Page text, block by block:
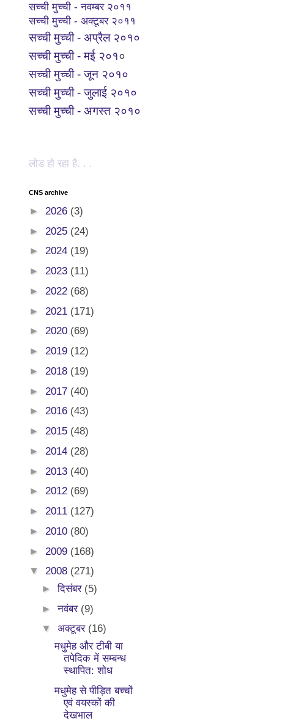
सच्ची मुच्ची - नवम्बर २०११
सच्ची मुच्ची - अक्टूबर २०११
सच्ची मुच्ची - अप्रैल २०१०
सच्ची मुच्ची - मई २०१०
सच्ची मुच्ची - जून २०१०
सच्ची मुच्ची - जुलाई २०१०
सच्ची मुच्ची - अगस्त २०१०
लोड हो रहा है. . .
CNS archive
► 2026 (3)
► 2025 (24)
► 2024 (19)
► 2023 (11)
► 2022 (68)
► 2021 (171)
► 2020 (69)
► 2019 (12)
► 2018 (19)
► 2017 (40)
► 2016 (43)
► 2015 (48)
► 2014 (28)
► 2013 (40)
► 2012 (69)
► 2011 (127)
► 2010 (80)
► 2009 (168)
▼ 2008 (271)
►दिसंबर (5)
►नवंबर (9)
▼अक्टूबर (16)
मधुमेह और टीबी या
तपेदिक में सम्बन्ध
स्थापित: शोध
मधुमेह से पीड़ित बच्चों
एवं वयस्कों की
देखभाल